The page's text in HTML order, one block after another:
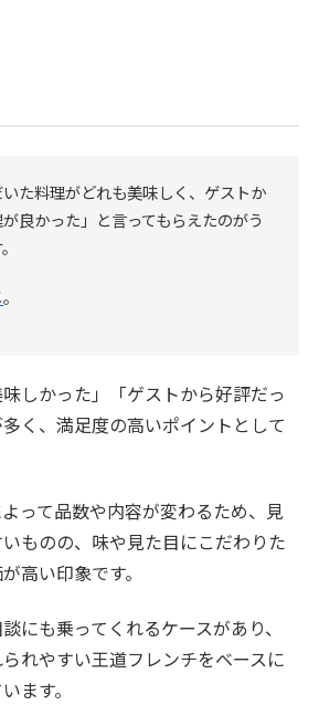
た料理がどれも美味しく、ゲストか
良かった」と言ってもらえたのがう
。
しかった」「ゲストから好評だっ
く、満足度の高いポイントとして
って品数や内容が変わるため、見
ものの、味や見た目にこだわりた
高い印象です。
にも乗ってくれるケースがあり、
れやすい王道フレンチをベースに
ます。